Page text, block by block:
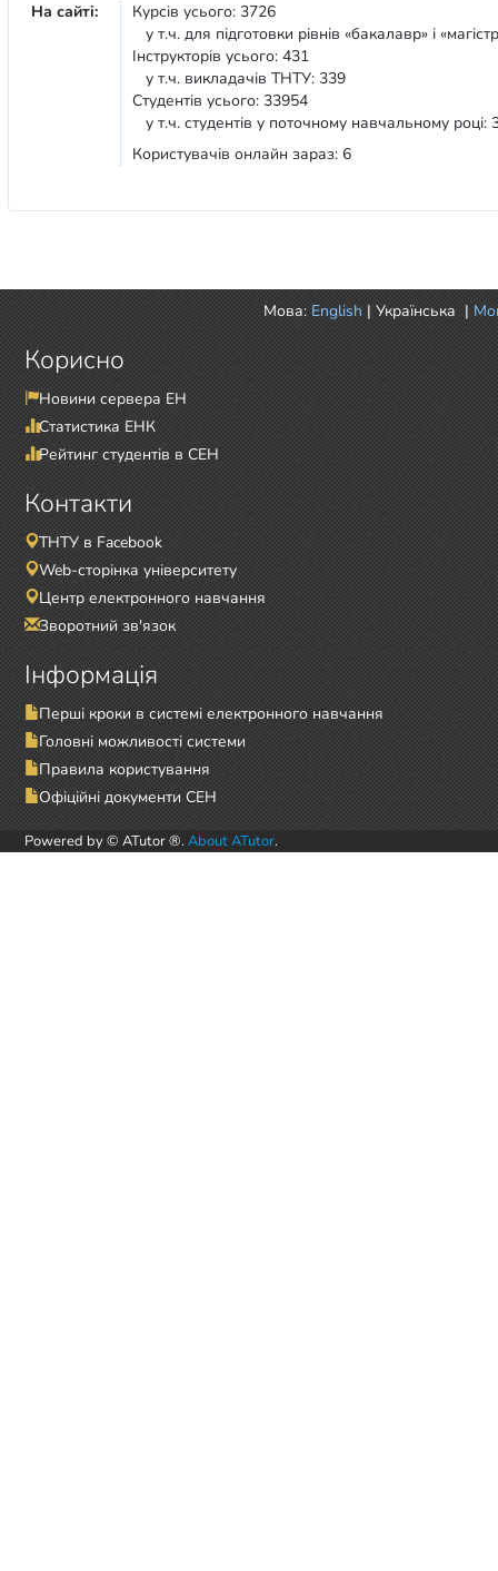
На сайті:
Курсів усього: 3726
у т.ч. для підготовки рівнів «бакалавр» і
Інструкторів усього: 431
у т.ч. викладачів ТНТУ: 339
Студентів усього: 33954
у т.ч. студентів у поточному навчальному році:
Користувачів онлайн зараз: 6
Мова: English | Українська |
Корисно
Новини сервера ЕН
Статистика ЕНК
Рейтинг студентів в СЕН
Контакти
ТНТУ в Facebook
Web-сторінка університету
Центр електронного навчання
Зворотний зв'язок
Інформація
Перші кроки в системі електронного навчання
Головні можливості системи
Правила користування
Офіційні документи СЕН
Powered by © ATutor ®. About ATutor.